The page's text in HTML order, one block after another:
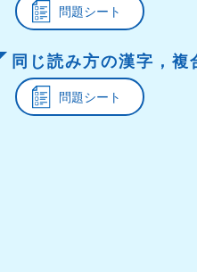
問題シート
同じ読み方の漢字，
問題シート